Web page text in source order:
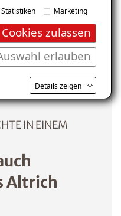
Statistiken Marketing
zulassen
erlauben
Details zeigen
IN EINEM
Altrich
anfordern
kostenfreien